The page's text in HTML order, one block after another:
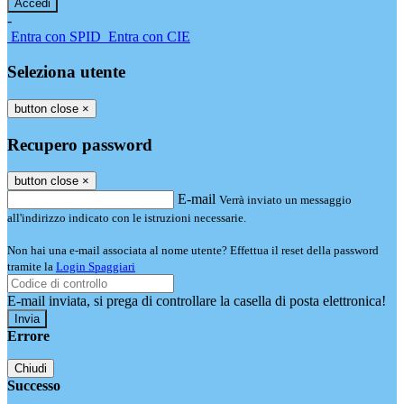
-
Entra con SPID Entra con CIE
Seleziona utente
button close ×
Recupero password
button close ×
E-mail Verrà inviato un messaggio
all'indirizzo indicato con le istruzioni necessarie.
Non hai una e-mail associata al nome utente? Effettua il reset della password
tramite la Login Spaggiari
E-mail inviata, si prega di controllare la casella di posta elettronica!
Errore
Chiudi
Successo